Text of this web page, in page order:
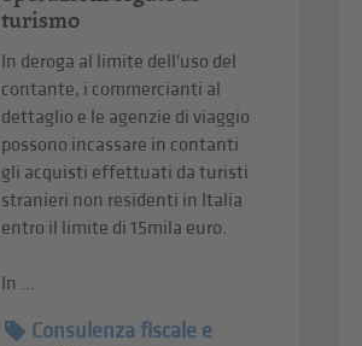
turismo
In deroga al limite dell'uso del
contante, i commercianti al
dettaglio e le agenzie di viaggio
possono incassare in contanti
gli acquisti effettuati da turisti
stranieri non residenti in Italia
entro il limite di 15mila euro.
In ...
Consulenza fiscale e